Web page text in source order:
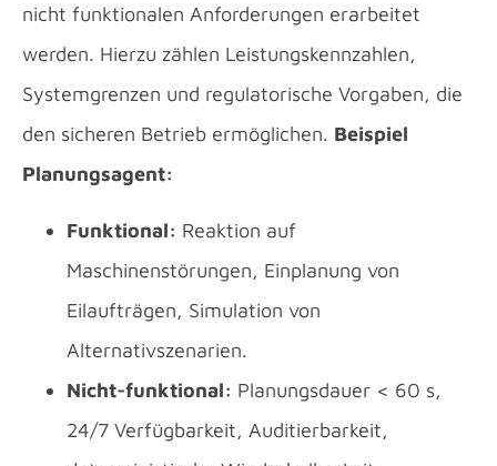
nicht funktionalen Anforderungen erarbeitet
werden. Hierzu zählen Leistungskennzahlen,
Systemgrenzen und regulatorische Vorgaben, die
den sicheren Betrieb ermöglichen. Beispiel
Planungsagent:
Funktional: Reaktion auf
Maschinenstörungen, Einplanung von
Eilaufträgen, Simulation von
Alternativszenarien.
Nicht-funktional: Planungsdauer < 60 s,
24/7 Verfügbarkeit, Auditierbarkeit,